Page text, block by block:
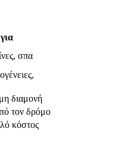
σπα
διαμονή
τον δρόμο
κόστος